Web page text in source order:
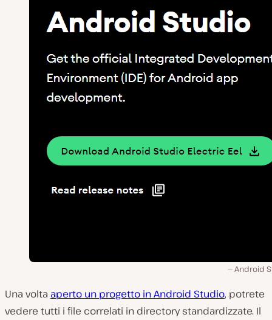
Android
Una volta aperto un progetto in Android Studio, potrete
vedere tutti i file correlati in directory standardizzate. Il